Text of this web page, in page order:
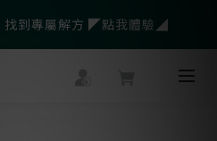
組合限時優惠◤前往選購❤️◢
找到專屬解方 ◤點我體驗◢
送$500官網優惠券